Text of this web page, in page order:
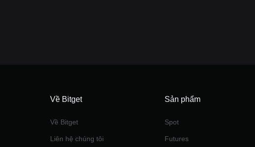
Về Bitget
Về Bitget
Liên hệ chúng tôi
Sản phẩm
Spot
Futures